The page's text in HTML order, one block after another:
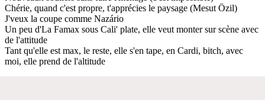
Chérie, quand c'est propre, t'apprécies le paysage (Mesut Özil)
J'veux la coupe comme Nazário
Un peu d'La Famax sous Cali' plate, elle veut monter sur scène avec
de l'attitude
Tant qu'elle est max, le reste, elle s'en tape, en Cardi, bitch, avec
moi, elle prend de l'altitude